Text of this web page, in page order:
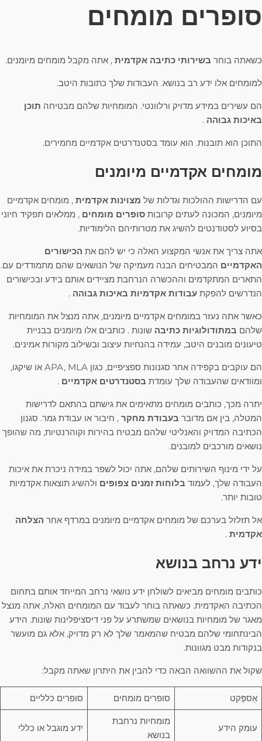
סופרים מומחים
כשאתה בוחר בשירותי כתיבה אקדמית , אתה מקבל מומחים מיומנים.
למומחים אלו ידע רב בנושא. העבודות שלך כתובות היטב.
הם עשירים במידע מדויק ורלוונטי. המומחיות שלהם מבטיחה תוכן
באיכות גבוהה .
התוכן הוא תובנות. הוא עומד בסטנדרטים אקדמיים מחמירים.
מומחים אקדמיים מיומנים
עם הדרישות ההולכות וגדלות של מצוינות אקדמית , מומחים אקדמיים
מיומנים, המכונה לעתים קרובות סופרים מומחים , ממלאים תפקיד חיוני
בסיוע לסטודנטים להשיג את מטרותיהם הלימודיות.
אתה צריך את אנשי המקצוע האלה כי יש להם את הכישורים
האקדמיים המבטיחים הבנה מעמיקה של הנושאים שהם מתמודדים עם.
התארים המתקדמים וההכשרה הנרחבת מציידים אותם בידע ובכישורים
הנדרשים להפקת עבודות אקדמיות באיכות גבוהה .
כאשר אתה נעזר במומחים אקדמיים מיומנים, אתה מנצל את המומחיות
שלהם במתודולוגיות כתיבה שונות . כותבים אלו מיומנים בבניית
טיעונים מובנים היטב, עמידה בהנחיות עיצוב ובשילוב מקורות אמינים.
הם עוקבים בקפידה אחר סגנונות ספציפיים, כגון APA, MLA או שיקגו,
ומוודאים שהעבודה שלך עומדת בסטנדרטים אקדמיים .
יתרה מכך, כותבים מומחים מתאימים את גישתם בהתאם לדרישות
המטלה, בין אם מדובר בעבודת מחקר , חיבור או עבודת גמר. סגנון
הכתיבה המדויק והאנליטי שלהם מבטיח בהירות וקוהרנטיות, מה שהופך
נושאים מורכבים למובנים.
על ידי מינוף השירותים שלהם, אתה יכול לשפר במידה ניכרת את איכות
העבודה שלך, לעמוד בלוחות זמנים צפופים ולהשיג תוצאות אקדמיות
טובות יותר.
אל תזלזל בערכם של מומחים אקדמיים מיומנים במרדף אחר הצלחה
אקדמית .
ידע נרחב בנושא
כותבים מומחים מביאים לשולחן ידע נושאי נרחב המייחד אותם בתחום
הכתיבה האקדמית. כשאתה בוחר לעבוד עם המומחים האלה, אתה מנצל
מאגר של מומחיות בנושאים שמשתרע על פני דיסציפלינות שונות. הידע
הבינתחומי שלהם מבטיח שהמאמר שלך לא רק מדויק, אלא גם מועשר
בנקודות מבט מגוונות.
שקול את ההשוואה הבאה כדי להבין את היתרון שאתה מקבל:
אַספֶּקט סופרים מומחים סופרים כלליים
עומק הידע
מומחיות נרחבת
בנושא
ידע מוגבל או כללי